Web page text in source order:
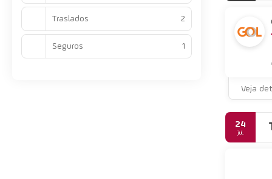
Veja
24
jul.
Traslados 2
Seguros 1